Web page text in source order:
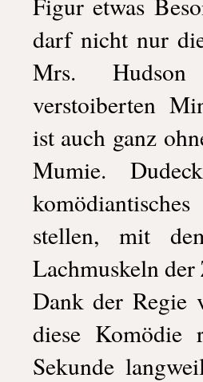
darf nicht nur
Mrs.
verstoiberten
ist auch ganz
Mumie.
stellen, mit
Lachmuskeln der
Dank der Regie
diese Komödie
Sekunde